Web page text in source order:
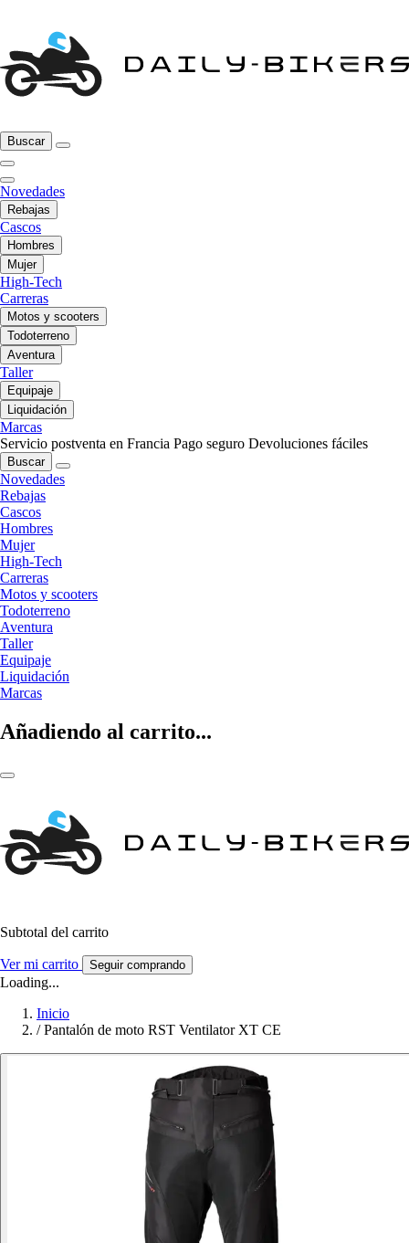
Buscar
Novedades
Rebajas
Cascos
Hombres
Mujer
High-Tech
Carreras
Motos y scooters
Todoterreno
Aventura
Taller
Equipaje
Liquidación
Marcas
Servicio postventa en Francia Pago seguro Devoluciones fáciles
Buscar
Novedades
Rebajas
Cascos
Hombres
Mujer
High-Tech
Carreras
Motos y scooters
Todoterreno
Aventura
Taller
Equipaje
Liquidación
Marcas
Añadiendo al carrito...
Subtotal del carrito
Ver mi carrito Seguir comprando
Loading...
Inicio
/ Pantalón de moto RST Ventilator XT CE